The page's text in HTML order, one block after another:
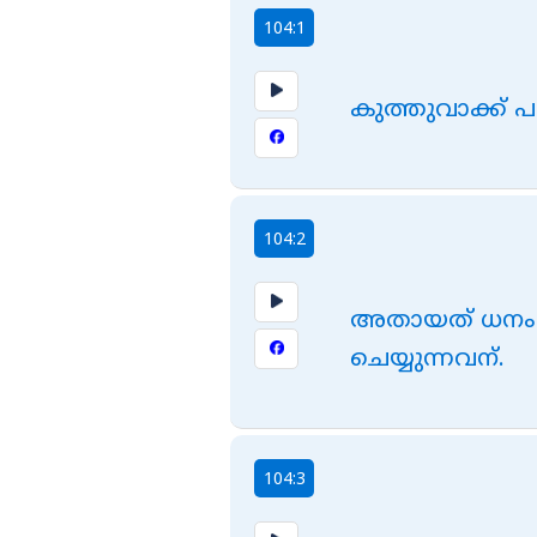
104:1
കുത്തുവാക്ക്
104:2
അതായത് ധനം
ചെയ്യുന്നവന്‌.
104:3